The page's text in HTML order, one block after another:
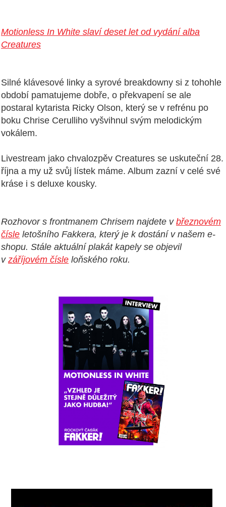
Motionless In White slaví deset let od vydání alba
Creatures
Silné klávesové linky a syrové breakdowny si z tohohle
období pamatujeme dobře, o překvapení se ale
postaral kytarista Ricky Olson, který se v refrénu po
boku Chrise Cerulliho vyšvihnul svým melodickým
vokálem.
Livestream jako chvalozpěv Creatures se uskuteční 28.
října a my už svůj lístek máme. Album zazní v celé své
kráse i s deluxe kousky.
Rozhovor s frontmanem Chrisem najdete v březnovém
čísle letošního Fakkera, který je k dostání v našem e-
shopu. Stále aktuální plakát kapely se objevil
v záříjovém čísle loňského roku.